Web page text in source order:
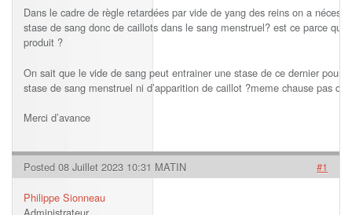
Dans le cadre de règle retardées par vide de yang des reins on a
stase de sang donc de caillots dans le sang menstruel? est ce parce
produit ?
On sait que le vide de sang peut entrainer une stase de ce dernier
stase de sang menstruel ni d’apparition de caillot ?meme chause pas
Merci d’avance
Posted 08 Juillet 2023 10:31 MATIN #1
Philippe Sionneau